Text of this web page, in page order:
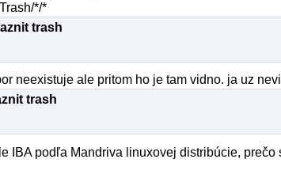
*/*
trash
neexistuje ale pritom ho je tam vidno. ja uz
trash
IBA podľa Mandriva linuxovej distribúcie, prečo